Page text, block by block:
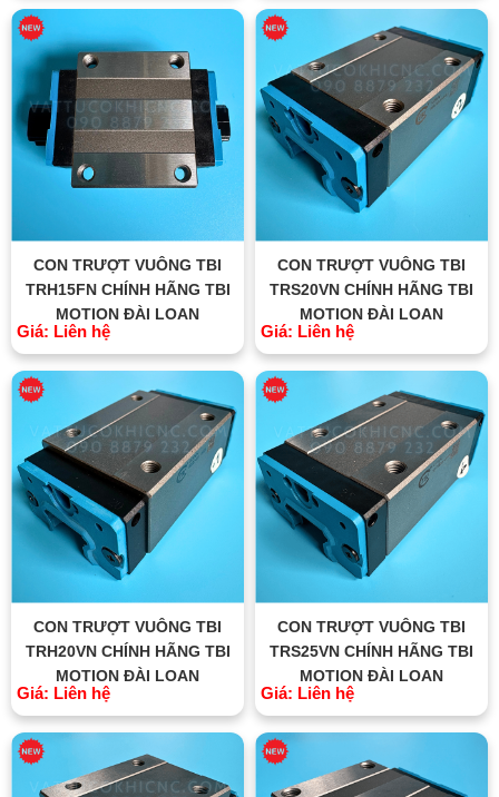
CON TRƯỢT VUÔNG TBI
TRH15FN CHÍNH HÃNG TBI
MOTION ĐÀI LOAN
Giá: Liên hệ
CON TRƯỢT VUÔNG TBI
TRS20VN CHÍNH HÃNG TBI
MOTION ĐÀI LOAN
Giá: Liên hệ
CON TRƯỢT VUÔNG TBI
TRH20VN CHÍNH HÃNG TBI
MOTION ĐÀI LOAN
Giá: Liên hệ
CON TRƯỢT VUÔNG TBI
TRS25VN CHÍNH HÃNG TBI
MOTION ĐÀI LOAN
Giá: Liên hệ